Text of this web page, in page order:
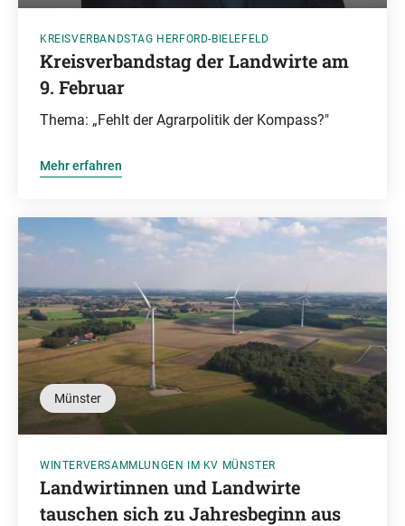
KREISVERBANDSTAG HERFORD-BIELEFELD
Kreisverbandstag der Landwirte am
9. Februar
Thema: „Fehlt der Agrarpolitik der Kompass?"
Mehr erfahren
Münster
WINTERVERSAMMLUNGEN IM KV MÜNSTER
Landwirtinnen und Landwirte
tauschen sich zu Jahresbeginn aus